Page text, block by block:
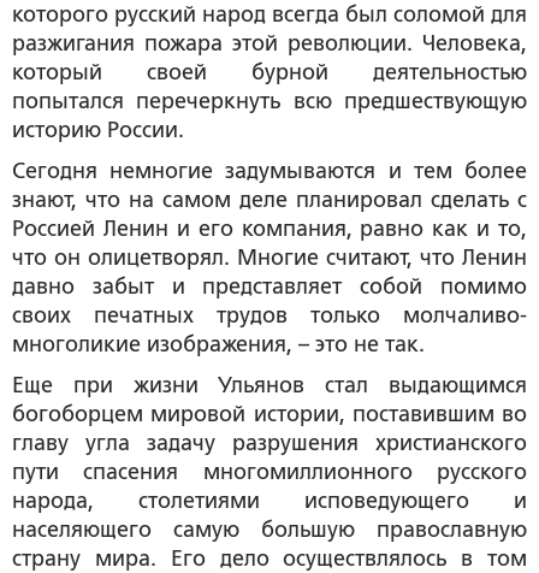
которого русский народ всегда был соломой для
разжигания пожара этой революции. Человека,
который своей бурной деятельностью
попытался перечеркнуть всю предшествующую
историю России.
Сегодня немногие задумываются и тем более
знают, что на самом деле планировал сделать с
Россией Ленин и его компания, равно как и то,
что он олицетворял. Многие считают, что Ленин
давно забыт и представляет собой помимо
своих печатных трудов только молчаливо-
многоликие изображения, – это не так.
Еще при жизни Ульянов стал выдающимся
богоборцем мировой истории, поставившим во
главу угла задачу разрушения христианского
пути спасения многомиллионного русского
народа, столетиями исповедующего и
населяющего самую большую православную
страну мира. Его дело осуществлялось в том